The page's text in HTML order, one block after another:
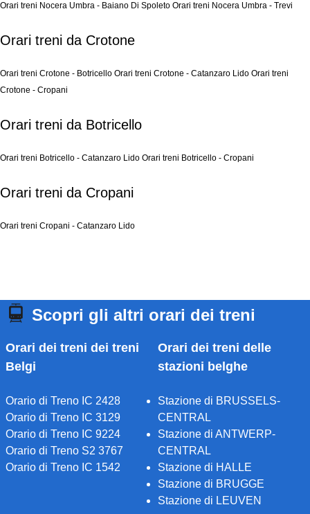
Orari treni Nocera Umbra - Baiano Di Spoleto Orari treni Nocera Umbra - Trevi
Orari treni da Crotone
Orari treni Crotone - Botricello Orari treni Crotone - Catanzaro Lido Orari treni
Crotone - Cropani
Orari treni da Botricello
Orari treni Botricello - Catanzaro Lido Orari treni Botricello - Cropani
Orari treni da Cropani
Orari treni Cropani - Catanzaro Lido
Scopri gli altri orari dei treni
Orari dei treni dei treni
Belgi
Orario di Treno IC 2428
Orario di Treno IC 3129
Orario di Treno IC 9224
Orario di Treno S2 3767
Orario di Treno IC 1542
Orari dei treni delle
stazioni belghe
Stazione di BRUSSELS-
CENTRAL
Stazione di ANTWERP-
CENTRAL
Stazione di HALLE
Stazione di BRUGGE
Stazione di LEUVEN